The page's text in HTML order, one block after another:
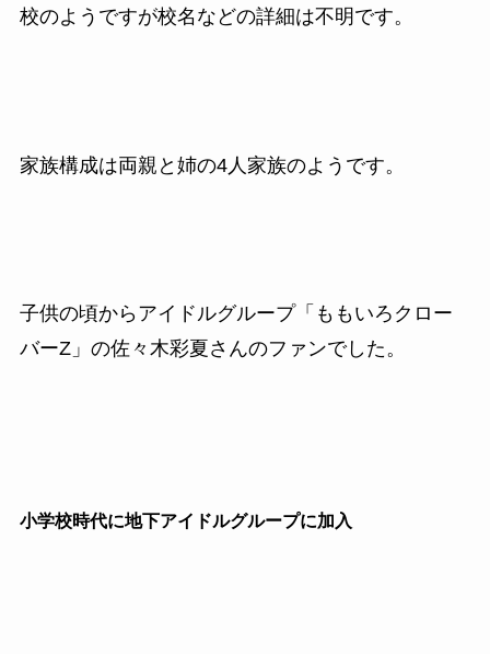
校のようですが校名などの詳細は不明です。
家族構成は両親と姉の4人家族のようです。
子供の頃からアイドルグループ「ももいろクロー
バーZ」の佐々木彩夏さんのファンでした。
小学校時代に地下アイドルグループに加入